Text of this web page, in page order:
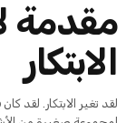
مقدمة
الابتكار
لقد تغير الابتكار. لقد